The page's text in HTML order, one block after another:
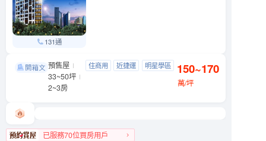
131通
亞昕敦南大安區 敦南街
預售屋
33~50坪
2~3房
住商用 近捷運
明星學區
150~170
萬/坪
已服務70位買房用戶